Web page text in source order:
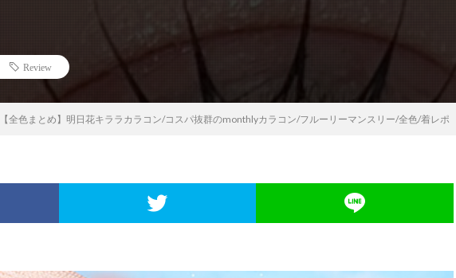
Review
【全色まとめ】明日花キララカラコン/コスパ抜群のmonthlyカラコン/フルーリーマンスリー/全色/着レポ